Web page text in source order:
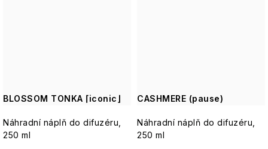
BLOSSOM TONKA ⌈iconic⌋
Náhradní náplň do difuzéru,
250 ml
CASHMERE (pause)
Náhradní náplň do difuzéru,
250 ml